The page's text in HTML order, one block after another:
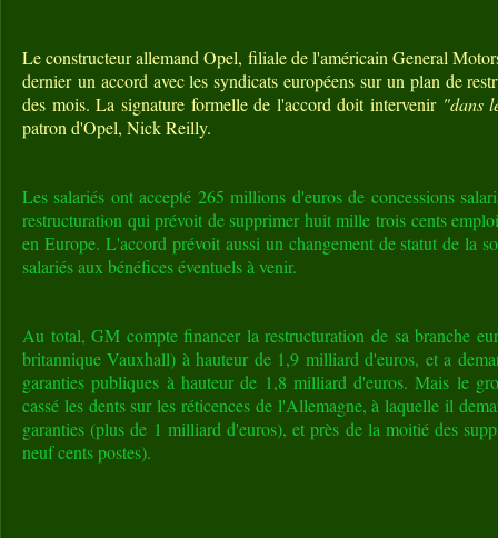
Le constructeur allemand Opel, filiale de l'américain General
dernier un accord avec les syndicats européens sur un plan de
des mois. La signature formelle de l'accord doit intervenir "dans
patron d'Opel, Nick Reilly.
Les salariés ont accepté 265 millions d'euros de concessions
restructuration qui prévoit de supprimer huit mille trois cents
en Europe. L'accord prévoit aussi un changement de statut de la
salariés aux bénéfices éventuels à venir.
Au total, GM compte financer la restructuration de sa branche
britannique Vauxhall) à hauteur de 1,9 milliard d'euros, et a
garanties publiques à hauteur de 1,8 milliard d'euros. Mais le
cassé les dents sur les réticences de l'Allemagne, à laquelle il
garanties (plus de 1 milliard d'euros), et près de la moitié des
neuf cents postes).